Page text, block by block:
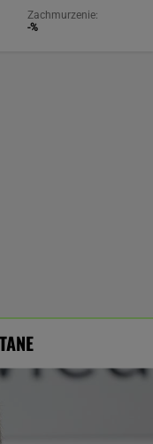
Zachmurzenie:
-%